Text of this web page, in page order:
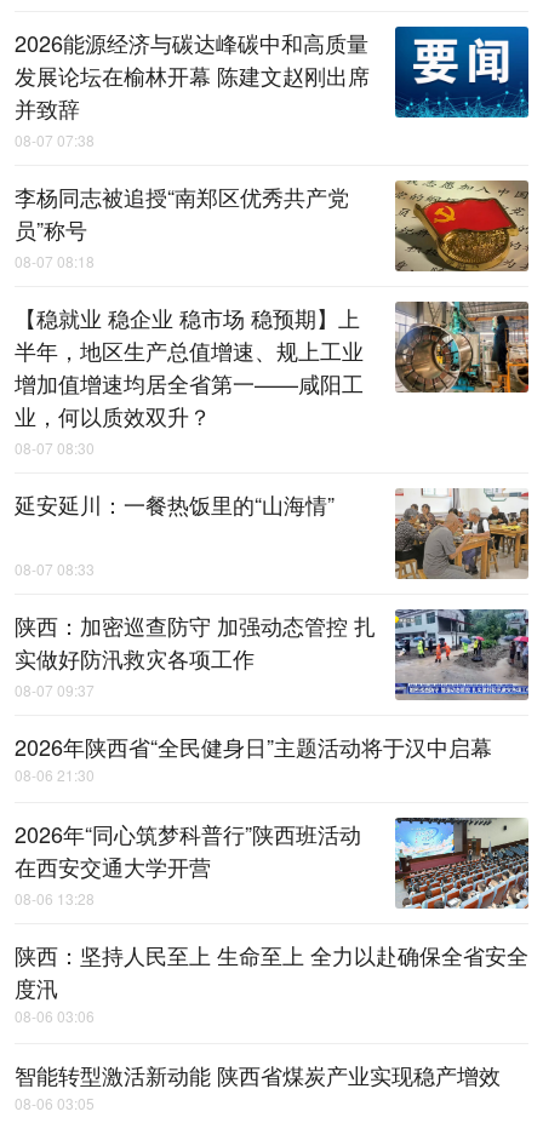
2026能源经济与碳达峰碳中和高质量
发展论坛在榆林开幕 陈建文赵刚出席
并致辞
08-07 07:38
李杨同志被追授“南郑区优秀共产党
员”称号
08-07 08:18
【稳就业 稳企业 稳市场 稳预期】上
半年，地区生产总值增速、规上工业
增加值增速均居全省第一——咸阳工
业，何以质效双升？
08-07 08:30
延安延川：一餐热饭里的“山海情”
08-07 08:33
陕西：加密巡查防守 加强动态管控 扎
实做好防汛救灾各项工作
08-07 09:37
2026年陕西省“全民健身日”主题活动将于汉中启幕
08-06 21:30
2026年“同心筑梦科普行”陕西班活动
在西安交通大学开营
08-06 13:28
陕西：坚持人民至上 生命至上 全力以赴确保全省安全
度汛
08-06 03:06
智能转型激活新动能 陕西省煤炭产业实现稳产增效
08-06 03:05